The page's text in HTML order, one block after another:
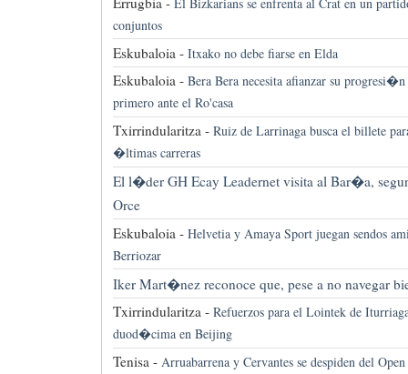
conjuntos
Eskubaloia - Itxako no debe fiarse en Elda
Eskubaloia - Bera Bera necesita afianzar su
primero ante el Ro'casa
Txirrindularitza - Ruiz de Larrinaga busca el billete
�ltimas carreras
El l�der GH Ecay Leadernet visita al Bar�a,
Orce
Eskubaloia - Helvetia y Amaya Sport juegan sendos
Berriozar
Iker Mart�nez reconoce que, pese a no navegar
Txirrindularitza - Refuerzos para el Lointek de
duod�cima en Beijing
Tenisa - Arruabarrena y Cervantes se despiden del